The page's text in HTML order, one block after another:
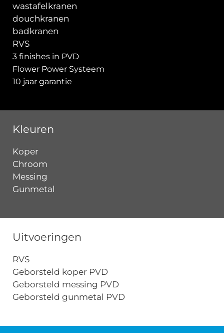
wastafelkranen
douchkranen
badkranen
RVS
3 finishes in PVD
Flower Power Systeem
10 jaar garantie
Kleuren
Koper
Chroom
Messing
Gunmetal
Uitvoeringen
RVS
Geborsteld koper PVD
Geborsteld messing PVD
Geborsteld gunmetal PVD